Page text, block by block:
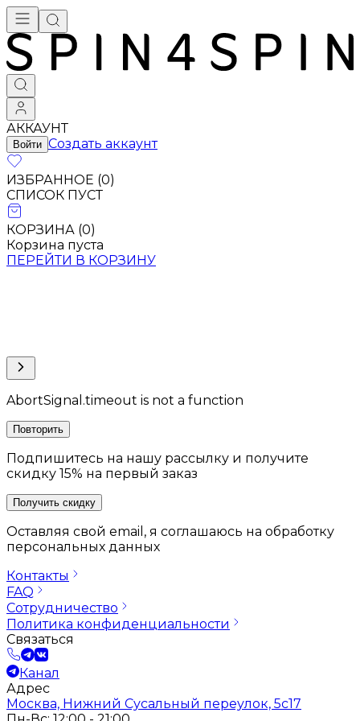
АККАУНТ
Войти Создать аккаунт
ИЗБРАННОЕ (0)
СПИСОК ПУСТ
КОРЗИНА (0)
Корзина пуста
ПЕРЕЙТИ В КОРЗИНУ
AbortSignal.timeout is not a function
Повторить
Подпишитесь на нашу рассылку и получите
скидку 15% на первый заказ
Получить скидку
Оставляя свой email, я соглашаюсь на обработку
персональных данных
Контакты
FAQ
Сотрудничество
Политика конфиденциальности
Связаться
Канал
Адрес
Москва, Нижний Сусальный переулок, 5с17